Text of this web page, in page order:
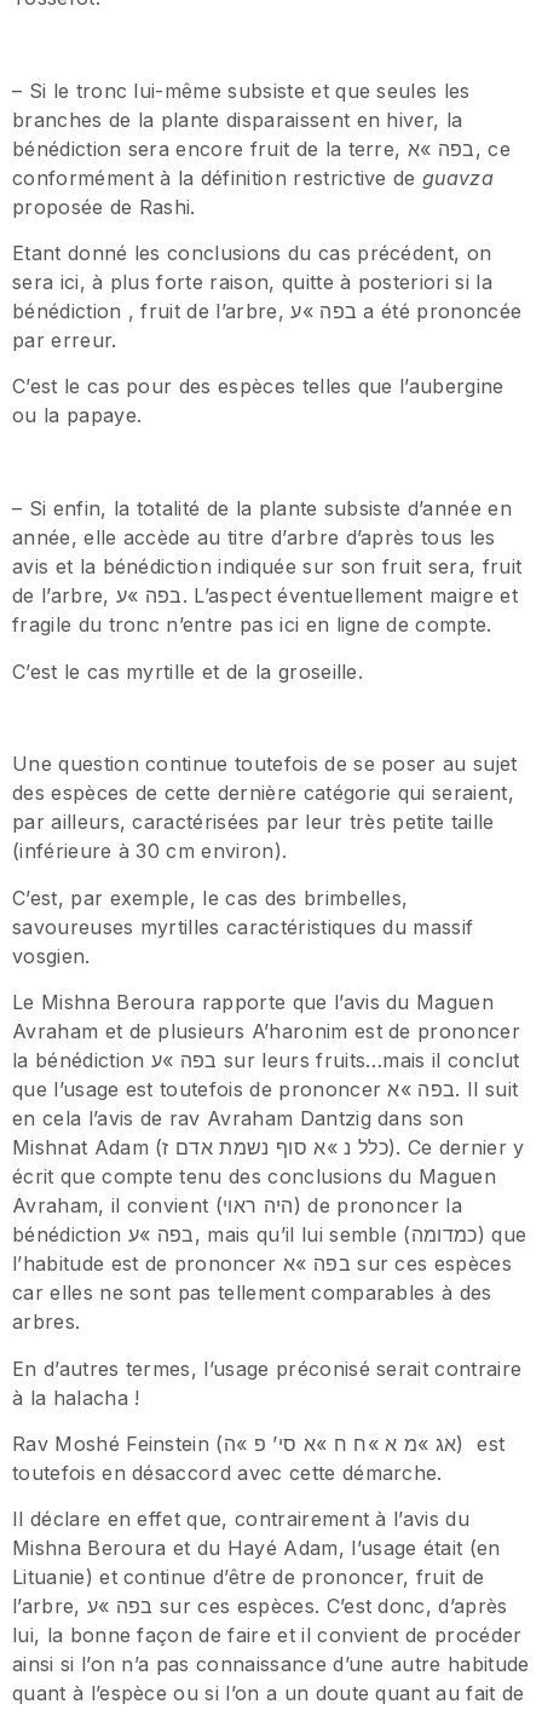
– Si le tronc lui-même subsiste et que seules les
branches de la plante disparaissent en hiver, la
bénédiction sera encore fruit de la terre, בפה »א, ce
conformément à la définition restrictive deguavza
proposée de Rashi.
Etant donné les conclusions du cas précédent, on
sera ici, à plus forte raison, quitte à posteriori si la
bénédiction , fruit de l’arbre, בפה »ע a été prononcée
par erreur.
C’est le cas pour des espèces telles que l’aubergine
ou la papaye.
– Si enfin, la totalité de la plante subsiste d’année en
année, elle accède au titre d’arbre d’après tous les
avis et la bénédiction indiquée sur son fruit sera, fruit
de l’arbre, בפה »ע. L’aspect éventuellement maigre et
fragile du tronc n’entre pas ici en ligne de compte.
C’est le cas myrtille et de la groseille.
Une question continue toutefois de se poser au sujet
des espèces de cette dernière catégorie qui seraient,
par ailleurs, caractérisées par leur très petite taille
(inférieure à 30 cm environ).
C’est, par exemple, le cas des brimbelles,
savoureuses myrtilles caractéristiques du massif
vosgien.
Le Mishna Beroura rapporte que l’avis du Maguen
Avraham et de plusieurs A’haronim est de prononcer
la bénédiction בפה »ע sur leurs fruits…mais il conclut
que l’usage est toutefois de prononcer בפה »א. Il suit
en cela l’avis de rav Avraham Dantzig dans son
Mishnat Adam (כלל נ »א סוף נשמת אדם ז). Ce dernier y
écrit que compte tenu des conclusions du Maguen
Avraham, il convient (היה ראוי) de prononcer la
bénédiction בפה »ע, mais qu’il lui semble (כמדומה) que
l’habitude est de prononcer בפה »א sur ces espèces
car elles ne sont pas tellement comparables à des
arbres.
En d’autres termes, l’usage préconisé serait contraire
à la halacha !
Rav Moshé Feinstein (אג »מ א »ח ח »א סי’ פ »ה) est
toutefois en désaccord avec cette démarche.
Il déclare en effet que, contrairement à l’avis du
Mishna Beroura et du Hayé Adam, l’usage était (en
Lituanie) et continue d’être de prononcer, fruit de
l’arbre, בפה »ע sur ces espèces. C’est donc, d’après
lui, la bonne façon de faire et il convient de procéder
ainsi si l’on n’a pas connaissance d’une autre habitude
quant à l’espèce ou si l’on a un doute quant au fait de